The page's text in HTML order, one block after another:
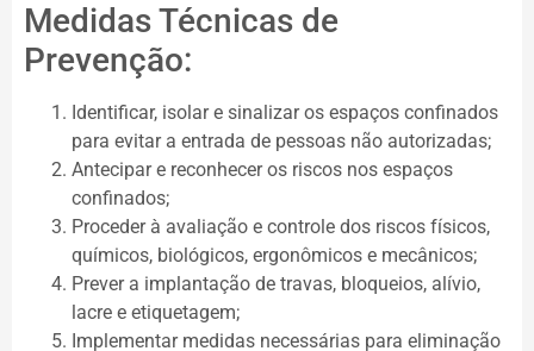
Medidas Técnicas de
Prevenção:
Identificar, isolar e sinalizar os espaços confinados
para evitar a entrada de pessoas não autorizadas;
Antecipar e reconhecer os riscos nos espaços
confinados;
Proceder à avaliação e controle dos riscos físicos,
químicos, biológicos, ergonômicos e mecânicos;
Prever a implantação de travas, bloqueios, alívio,
lacre e etiquetagem;
Implementar medidas necessárias para eliminação